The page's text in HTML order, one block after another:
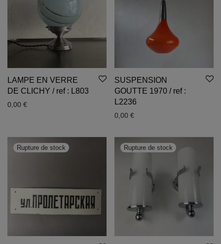
LAMPE EN VERRE
DE CLICHY / ref : L803
0,00 €
SUSPENSION
GOUTTE 1970 / ref :
L2236
0,00 €